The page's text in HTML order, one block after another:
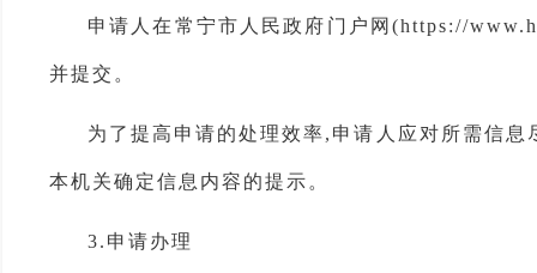
申请人在常宁市人民政府门户网(https://
并提交。
为了提高申请的处理效率,申请人应对所需信
本机关确定信息内容的提示。
3.申请办理